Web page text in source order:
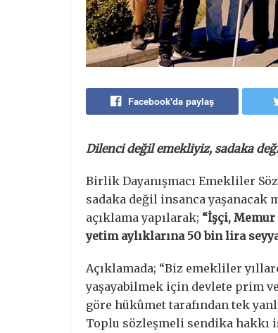
Facebook'da paylaş
Dilenci değil emekliyiz, sadaka
Birlik Dayanışmacı Emekliler
sadaka değil insanca yaşanacak
açıklama yapılarak; “İşçi,
yetim aylıklarına 50 bin lira
Açıklamada; “Biz emekliler
yaşayabilmek için devlete prim
göre hükûmet tarafından tek
Toplu sözleşmeli sendika hakkı